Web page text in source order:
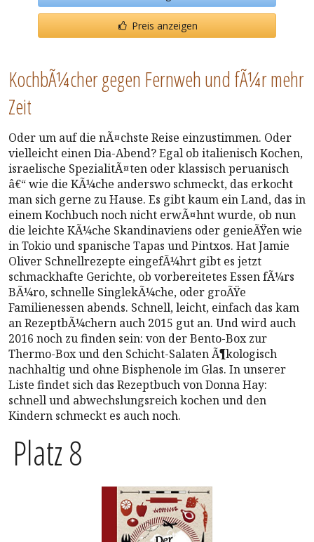
Preis anzeigen
KochbÃ¼cher gegen Fernweh und fÃ¼r mehr
Zeit
Oder um auf die nÃ¤chste Reise einzustimmen. Oder
vielleicht einen Dia-Abend? Egal ob italienisch Kochen,
israelische SpezialitÃ¤ten oder klassisch peruanisch
â€“ wie die KÃ¼che anderswo schmeckt, das erkocht
man sich gerne zu Hause. Es gibt kaum ein Land, das in
einem Kochbuch noch nicht erwÃ¤hnt wurde, ob nun
die leichte KÃ¼che Skandinaviens oder genieÃŸen wie
in Tokio und spanische Tapas und Pintxos. Hat Jamie
Oliver Schnellrezepte eingefÃ¼hrt gibt es jetzt
schmackhafte Gerichte, ob vorbereitetes Essen fÃ¼rs
BÃ¼ro, schnelle SinglekÃ¼che, oder groÃŸe
Familienessen abends. Schnell, leicht, einfach das kam
an RezeptbÃ¼chern auch 2015 gut an. Und wird auch
2016 noch zu finden sein: von der Bento-Box zur
Thermo-Box und den Schicht-Salaten Ã¶kologisch
nachhaltig und ohne Bisphenole im Glas. In unserer
Liste findet sich das Rezeptbuch von Donna Hay:
schnell und abwechslungsreich kochen und den
Kindern schmeckt es auch noch.
Platz 8